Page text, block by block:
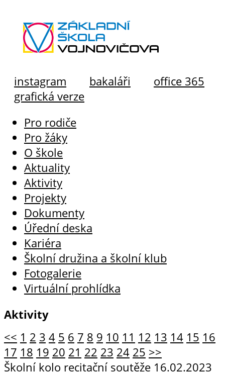
instagram bakaláři
office 365
grafická verze
Pro rodiče
Pro žáky
O škole
Aktuality
Aktivity
Projekty
Dokumenty
Úřední deska
Kariéra
Školní družina a školní klub
Fotogalerie
Virtuální prohlídka
Aktivity
<< 1 2 3 4 5 6 7 8 9 10 11 12 13 14 15 16
17 18 19 20 21 22 23 24 25 >>
Školní kolo recitační soutěže 16.02.2023